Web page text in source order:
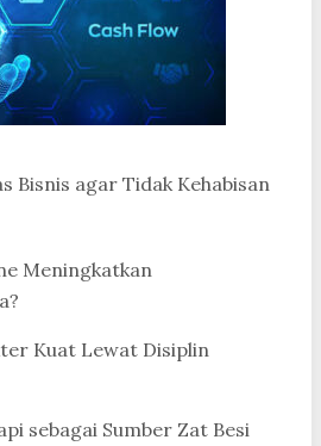
Bisnis agar Tidak Kehabisan
Meningkatkan
Kuat Lewat Disiplin
sebagai Sumber Zat Besi